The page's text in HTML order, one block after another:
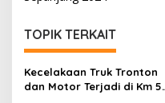
TOPIK TERKAIT
Kecelakaan Truk Tronton
dan Motor Terjadi di Km 5